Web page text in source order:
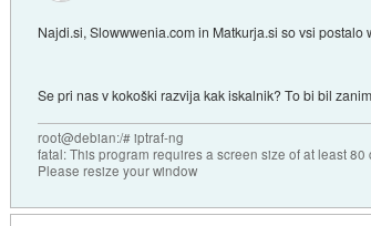
Najdi.si, Slowwwenia.com in Matkurja.si so vsi
Se pri nas v kokoški razvija kak iskalnik? To bi bil
root@debian:/# iptraf-ng
fatal: This program requires a screen size of at least
Please resize your window